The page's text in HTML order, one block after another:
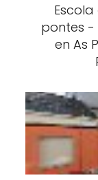
pontes -
en As